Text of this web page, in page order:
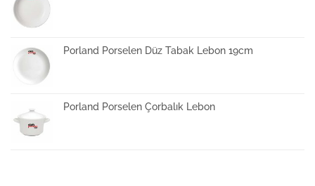
Porland Porselen Düz Tabak Lebon 19cm
Porland Porselen Çorbalık Lebon